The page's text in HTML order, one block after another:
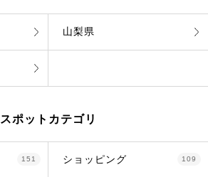
山梨県
ポットカテゴリ
151 ショッピング 109